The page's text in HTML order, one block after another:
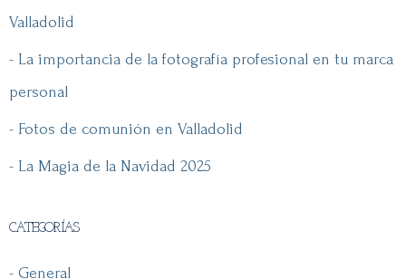
Valladolid
- La importancia de la fotografía profesional en tu marca
personal
- Fotos de comunión en Valladolid
- La Magia de la Navidad 2025
CATEGORÍAS
- General